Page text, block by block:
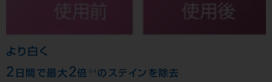
より白く
2 日間で最大 2倍 ※4 のステインを除去